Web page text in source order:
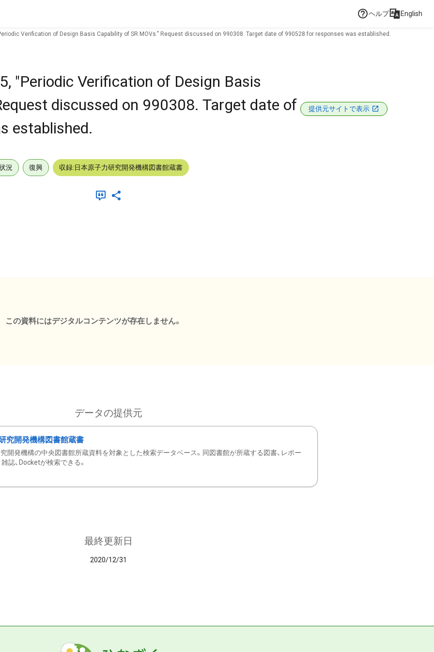
ヘルプ English
Verification of Design Basis Capability of SR MOVs." Request discussed on 990308. Target date of 990528 for responses was established.
"Periodic Verification of Design Basis
discussed on 990308. Target date of
established.
提供元サイトで表示
況 復興 収録:日本原子力研究開発機構図書館蔵書
この資料にはデジタルコンテンツが存在しません。
データの提供元
究開発機構図書館蔵書
開発機構の中央図書館所蔵資料を対象とした検索データベース。同図書館が所蔵する図書、レポー
雑誌、Docketが検索できる。
最終更新日
2020/12/31